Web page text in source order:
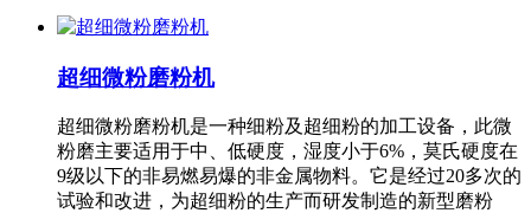
超细微粉磨粉机
超细微粉磨粉机是一种细粉及超细粉的加工设备，此微
粉磨主要适用于中、低硬度，湿度小于6%，莫氏硬度在
9级以下的非易燃易爆的非金属物料。它是经过20多次的
试验和改进，为超细粉的生产而研发制造的新型磨粉